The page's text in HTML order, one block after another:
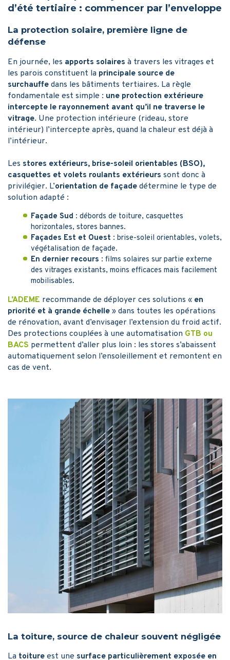
d’été tertiaire : commencer par l’enveloppe
La protection solaire, première ligne de
défense
En journée, les apports solaires à travers les vitrages et
les parois constituent la principale source de
surchauffe dans les bâtiments tertiaires. La règle
fondamentale est simple : une protection extérieure
intercepte le rayonnement avant qu’il ne traverse le
vitrage. Une protection intérieure (rideau, store
intérieur) l’intercepte après, quand la chaleur est déjà à
l’intérieur.
Les stores extérieurs, brise-soleil orientables (BSO),
casquettes et volets roulants extérieurs sont donc à
privilégier. L’orientation de façade détermine le type de
solution adapté :
Façade Sud : débords de toiture, casquettes
horizontales, stores bannes.
Façades Est et Ouest : brise-soleil orientables, volets,
végétalisation de façade.
En dernier recours : films solaires sur partie externe
des vitrages existants, moins efficaces mais facilement
mobilisables.
L’ADEME recommande de déployer ces solutions « en
priorité et à grande échelle » dans toutes les opérations
de rénovation, avant d’envisager l’extension du froid actif.
Des protections couplées à une automatisation GTB ou
BACS permettent d’aller plus loin : les stores s’abaissent
automatiquement selon l’ensoleillement et remontent en
cas de vent.
La toiture, source de chaleur souvent négligée
La toiture est une surface particulièrement exposée en